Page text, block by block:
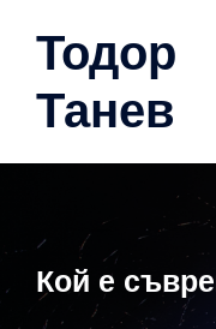
Тодор
Танев
Кой е